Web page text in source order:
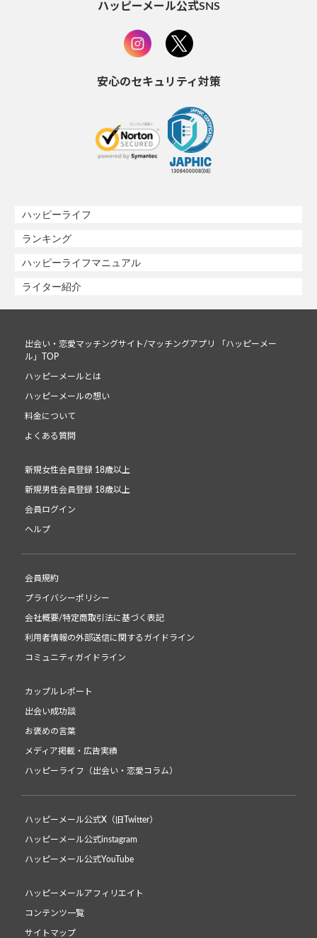
ハッピーメール公式SNS
安心のセキュリティ対策
ハッピーライフ
ランキング
ハッピーライフマニュアル
ライター紹介
出会い・恋愛マッチングサイト/マッチングアプリ 「ハッピーメー
ル」TOP
ハッピーメールとは
ハッピーメールの想い
料金について
よくある質問
新規女性会員登録 18歳以上
新規男性会員登録 18歳以上
会員ログイン
ヘルプ
会員規約
プライバシーポリシー
会社概要/特定商取引法に基づく表記
利用者情報の外部送信に関するガイドライン
コミュニティガイドライン
カップルレポート
出会い成功談
お褒めの言葉
メディア掲載・広告実績
ハッピーライフ（出会い・恋愛コラム）
ハッピーメール公式X（旧Twitter）
ハッピーメール公式instagram
ハッピーメール公式YouTube
ハッピーメールアフィリエイト
コンテンツ一覧
サイトマップ